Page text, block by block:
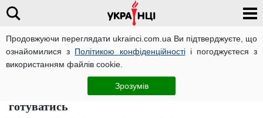
Продовжуючи переглядати ukrainci.com.ua Ви підтверджуєте, що
ознайомилися з Політикою конфіденційностіі погоджуєтеся з
використанням файлів cookie.
Зрозумів
Важливо
У селі та на дачі розпочнуться великі
проблеми: українцям розповіли, до чого
готуватись